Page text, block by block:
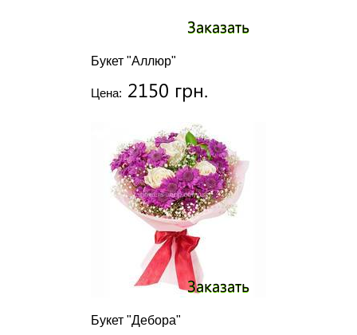
Букет "Аллюр"
Цена: 2150 грн.
Заказать
Букет "Дебора"
Заказать